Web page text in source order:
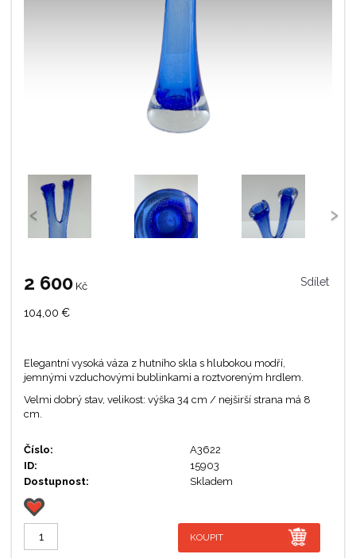
‹ ›
2 600 Kč
104,00 €
Sdílet
Elegantní vysoká váza z hutního skla s hlubokou modří,
jemnými vzduchovými bublinkami a roztvoreným hrdlem.
Velmi dobrý stav, velikost: výška 34 cm / nejširší strana má 8
cm.
Číslo:
A3622
ID:
15903
Dostupnost:
Skladem
KOUPIT